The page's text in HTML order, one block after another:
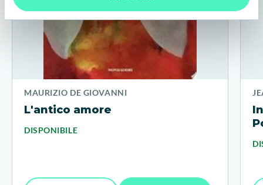
MAURIZIO DE GIOVANNI
L'antico amore
DISPONIBILE